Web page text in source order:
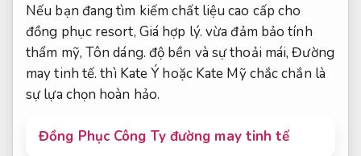
Nếu bạn đang tìm kiếm chất liệu cao cấp cho
đồng phục resort, Giá hợp lý. vừa đảm bảo tính
thẩm mỹ, Tôn dáng. độ bền và sự thoải mái,Đường
may tinh tế. thì Kate Ý hoặc Kate Mỹ chắc chắn là
sự lựa chọn hoàn hảo.
Đồng Phục Công Ty đường may tinh tế